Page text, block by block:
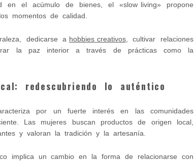
en el acúmulo de bienes, el «slow living» propone
momentos de calidad.
dedicarse a hobbies creativos, cultivar relaciones
la paz interior a través de prácticas como la
redescubriendo lo auténtico
por un fuerte interés en las comunidades
Las mujeres buscan productos de origen local,
y valoran la tradición y la artesanía.
implica un cambio en la forma de relacionarse con